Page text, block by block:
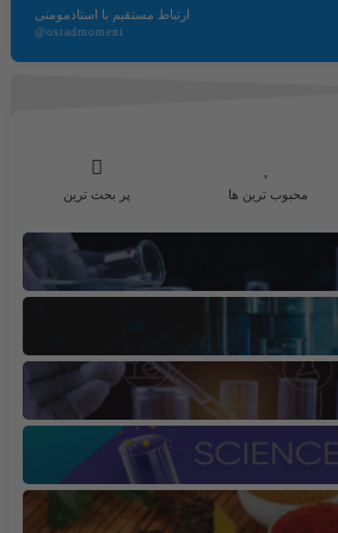
ارتباط مستقیم با استادمومنی
@ostadmomeni
محبوب ترین ها پر بحث ترین